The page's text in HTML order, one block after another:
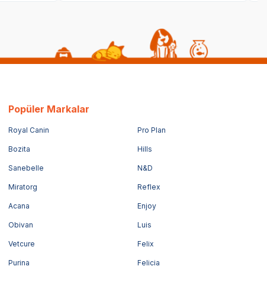
Popüler Markalar
Royal Canin Pro Plan
Bozita Hills
Sanebelle N&D
Miratorg Reflex
Acana Enjoy
Obivan Luis
Vetcure Felix
Purina Felicia